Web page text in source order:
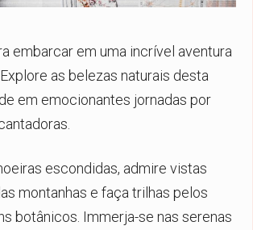
embarcar em uma incrível aventura
as belezas naturais desta
em emocionantes jornadas por
escondidas, admire vistas
montanhas e faça trilhas pelos
botânicos. Immerja-se nas serenas